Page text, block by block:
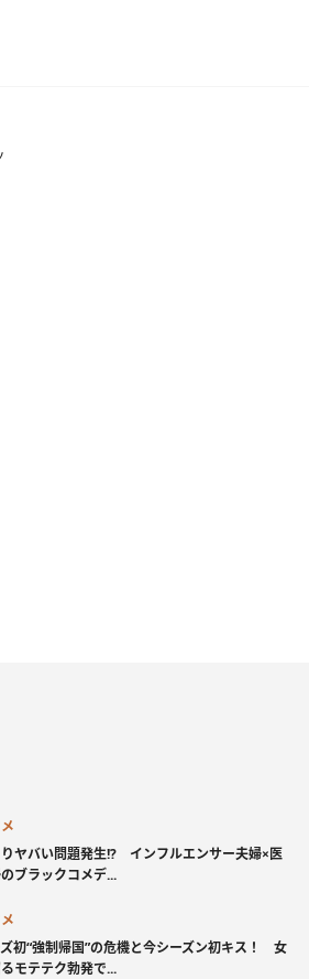
ヤバい問題発生!? インフルエンサー夫婦×医
ブラックコメデ...
初“強制帰国”の危機と今シーズン初キス！ 女
モテテク勃発で...